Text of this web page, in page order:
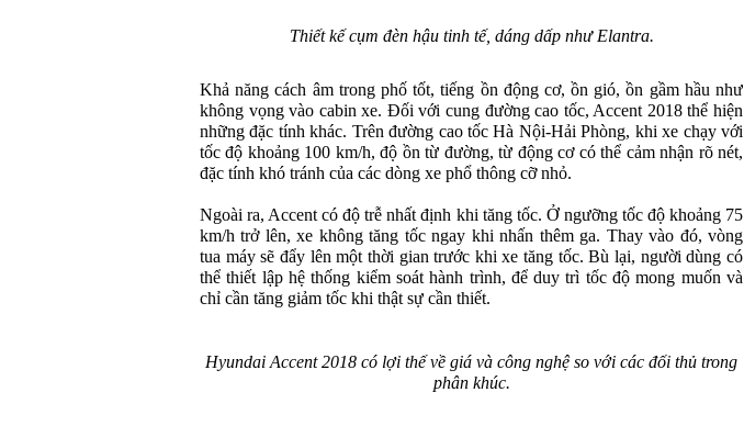
Thiết kế cụm đèn hậu tinh tế, dáng dấp như Elantra.
Khả năng cách âm trong phố tốt, tiếng ồn động cơ, ồn gió, ồn gầm hầu như
không vọng vào cabin xe. Đối với cung đường cao tốc, Accent 2018 thể hiện
những đặc tính khác. Trên đường cao tốc Hà Nội-Hải Phòng, khi xe chạy với
tốc độ khoảng 100 km/h, độ ồn từ đường, từ động cơ có thể cảm nhận rõ nét,
đặc tính khó tránh của các dòng xe phổ thông cỡ nhỏ.
Ngoài ra, Accent có độ trễ nhất định khi tăng tốc. Ở ngưỡng tốc độ khoảng 75
km/h trở lên, xe không tăng tốc ngay khi nhấn thêm ga. Thay vào đó, vòng
tua máy sẽ đẩy lên một thời gian trước khi xe tăng tốc. Bù lại, người dùng có
thể thiết lập hệ thống kiểm soát hành trình, để duy trì tốc độ mong muốn và
chỉ cần tăng giảm tốc khi thật sự cần thiết.
Hyundai Accent 2018 có lợi thế về giá và công nghệ so với các đối thủ trong
phân khúc.